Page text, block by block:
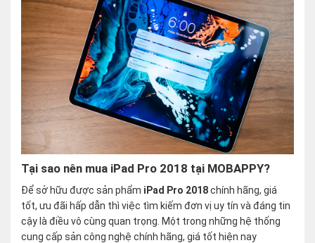
Tại sao nên mua iPad Pro 2018 tại MOBAPPY?
Để sở hữu được sản phẩm iPad Pro 2018chính hãng, giá
tốt, ưu đãi hấp dẫn thì việc tìm kiếm đơn vị uy tín và đáng tin
cậy là điều vô cùng quan trọng. Một trong những hệ thống
cung cấp sản công nghệ chính hãng, giá tốt hiện nay